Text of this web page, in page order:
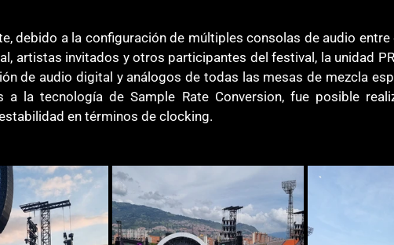
debido a la configuración de múltiples consolas de audio entre
artistas invitados y otros participantes del festival, la unidad
de audio digital y análogos de todas las mesas de mezcla
a la tecnología de Sample Rate Conversion, fue posible
en términos de clocking.